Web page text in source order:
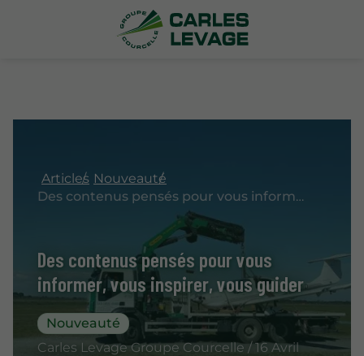
Articles Nouveauté
Des contenus pensés pour vous informer, vous inspirer, vous guider
Des contenus pensés pour vous
informer, vous inspirer, vous guider
Nouveauté
Carles Levage Groupe Courcelle / 16 Avril